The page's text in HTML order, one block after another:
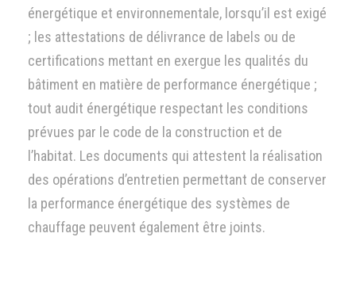
énergétique et environnementale, lorsqu’il est exigé
; les attestations de délivrance de labels ou de
certifications mettant en exergue les qualités du
bâtiment en matière de performance énergétique ;
tout audit énergétique respectant les conditions
prévues par le code de la construction et de
l’habitat. Les documents qui attestent la réalisation
des opérations d’entretien permettant de conserver
la performance énergétique des systèmes de
chauffage peuvent également être joints.